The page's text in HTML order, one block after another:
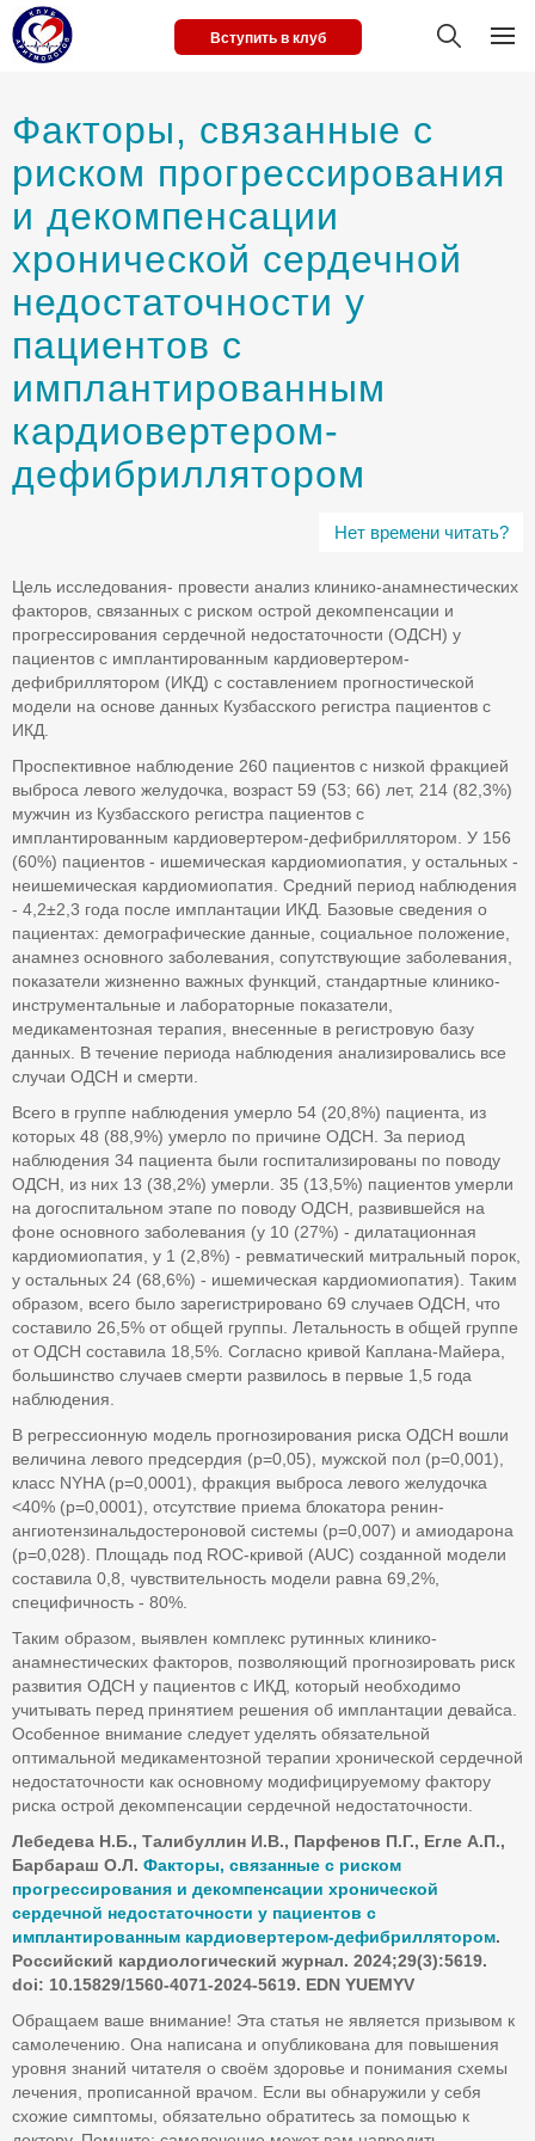
Вступить в клуб
Факторы, связанные с
риском прогрессирования
и декомпенсации
хронической сердечной
недостаточности у
пациентов с
имплантированным
кардиовертером-
дефибриллятором
Нет времени читать?
Цель исследования- провести анализ клинико-анамнестических
факторов, связанных с риском острой декомпенсации и
прогрессирования сердечной недостаточности (ОДСН) у
пациентов с имплантированным кардиовертером-
дефибриллятором (ИКД) с составлением прогностической
модели на основе данных Кузбасского регистра пациентов с
ИКД.
Проспективное наблюдение 260 пациентов с низкой фракцией
выброса левого желудочка, возраст 59 (53; 66) лет, 214 (82,3%)
мужчин из Кузбасского регистра пациентов с
имплантированным кардиовертером-дефибриллятором. У 156
(60%) пациентов - ишемическая кардиомиопатия, у остальных -
неишемическая кардиомиопатия. Средний период наблюдения
- 4,2±2,3 года после имплантации ИКД. Базовые сведения о
пациентах: демографические данные, социальное положение,
анамнез основного заболевания, сопутствующие заболевания,
показатели жизненно важных функций, стандартные клинико-
инструментальные и лабораторные показатели,
медикаментозная терапия, внесенные в регистровую базу
данных. В течение периода наблюдения анализировались все
случаи ОДСН и смерти.
Всего в группе наблюдения умерло 54 (20,8%) пациента, из
которых 48 (88,9%) умерло по причине ОДСН. За период
наблюдения 34 пациента были госпитализированы по поводу
ОДСН, из них 13 (38,2%) умерли. 35 (13,5%) пациентов умерли
на догоспитальном этапе по поводу ОДСН, развившейся на
фоне основного заболевания (у 10 (27%) - дилатационная
кардиомиопатия, у 1 (2,8%) - ревматический митральный порок,
у остальных 24 (68,6%) - ишемическая кардиомиопатия). Таким
образом, всего было зарегистрировано 69 случаев ОДСН, что
составило 26,5% от общей группы. Летальность в общей группе
от ОДСН составила 18,5%. Согласно кривой Каплана-Майера,
большинство случаев смерти развилось в первые 1,5 года
наблюдения.
В регрессионную модель прогнозирования риска ОДСН вошли
величина левого предсердия (р=0,05), мужской пол (р=0,001),
класс NYHA (р=0,0001), фракция выброса левого желудочка
<40% (р=0,0001), отсутствие приема блокатора ренин-
ангиотензинальдостероновой системы (р=0,007) и амиодарона
(р=0,028). Площадь под ROC-кривой (AUC) созданной модели
составила 0,8, чувствительность модели равна 69,2%,
специфичность - 80%.
Таким образом, выявлен комплекс рутинных клинико-
анамнестических факторов, позволяющий прогнозировать риск
развития ОДСН у пациентов с ИКД, который необходимо
учитывать перед принятием решения об имплантации девайса.
Особенное внимание следует уделять обязательной
оптимальной медикаментозной терапии хронической сердечной
недостаточности как основному модифицируемому фактору
риска острой декомпенсации сердечной недостаточности.
Лебедева Н.Б., Талибуллин И.В., Парфенов П.Г., Егле А.П.,
Барбараш О.Л. Факторы, связанные с риском
прогрессирования и декомпенсации хронической
сердечной недостаточности у пациентов с
имплантированным кардиовертером-дефибриллятором.
Российский кардиологический журнал. 2024;29(3):5619.
doi: 10.15829/1560-4071-2024-5619. EDN YUEMYV
Обращаем ваше внимание! Эта статья не является призывом к
самолечению. Она написана и опубликована для повышения
уровня знаний читателя о своём здоровье и понимания схемы
лечения, прописанной врачом. Если вы обнаружили у себя
схожие симптомы, обязательно обратитесь за помощью к